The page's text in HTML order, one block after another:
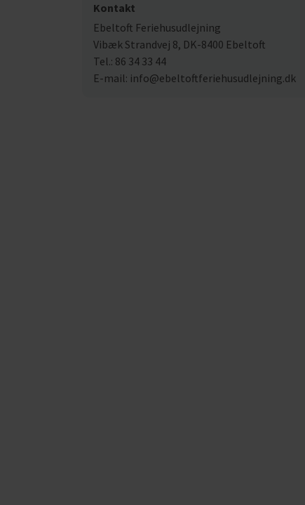
Kontakt
Ebeltoft Feriehusudlejning
Vibæk Strandvej 8, DK-8400 Ebeltoft
Tel.: 86 34 33 44
E-mail: info@ebeltoftferiehusudlejning.dk